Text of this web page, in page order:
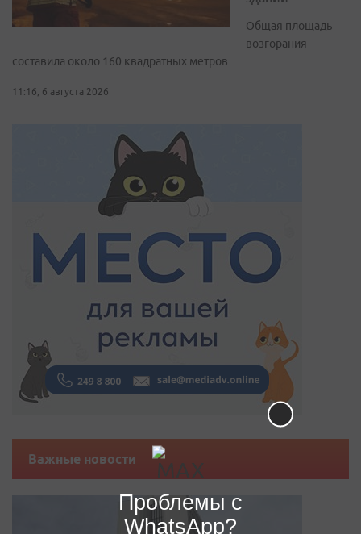
Общая площадь
возгорания
составила около 160 квадратных метров
11:16, 6 августа 2026
Важные новости
Проблемы с
WhatsApp?